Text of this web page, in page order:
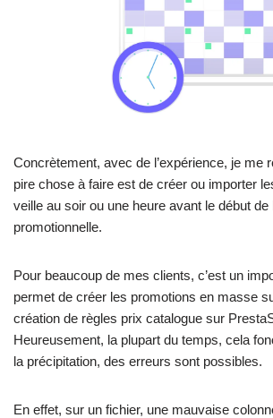
Concrètement, avec de l’expérience, je me
pire chose à faire est de créer ou importer
veille au soir ou une heure avant le début de
promotionnelle.
Pour beaucoup de mes clients, c’est un
permet de créer les promotions en masse
création de règles prix catalogue sur
Heureusement, la plupart du temps, cela
la précipitation, des erreurs sont possibles.
En effet, sur un fichier, une mauvaise